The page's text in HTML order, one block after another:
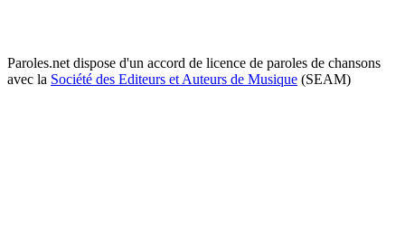
Paroles.net dispose d'un accord de licence de paroles de chansons
avec la Société des Editeurs et Auteurs de Musique (SEAM)